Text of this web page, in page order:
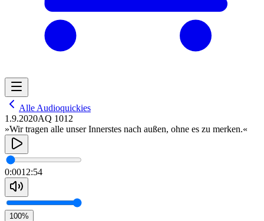
Alle Audioquickies
1.9.2020AQ 1012
»Wir tragen alle unser Innerstes nach außen, ohne es zu merken.«
0:0012:54
100%